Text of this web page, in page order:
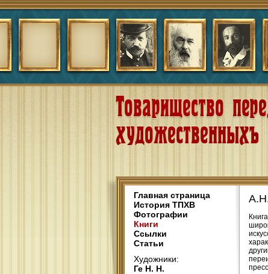
Главная страница
История ТПХВ
Фотографии
Книги
Ссылки
Статьи
Художники:
Ге Н. Н.